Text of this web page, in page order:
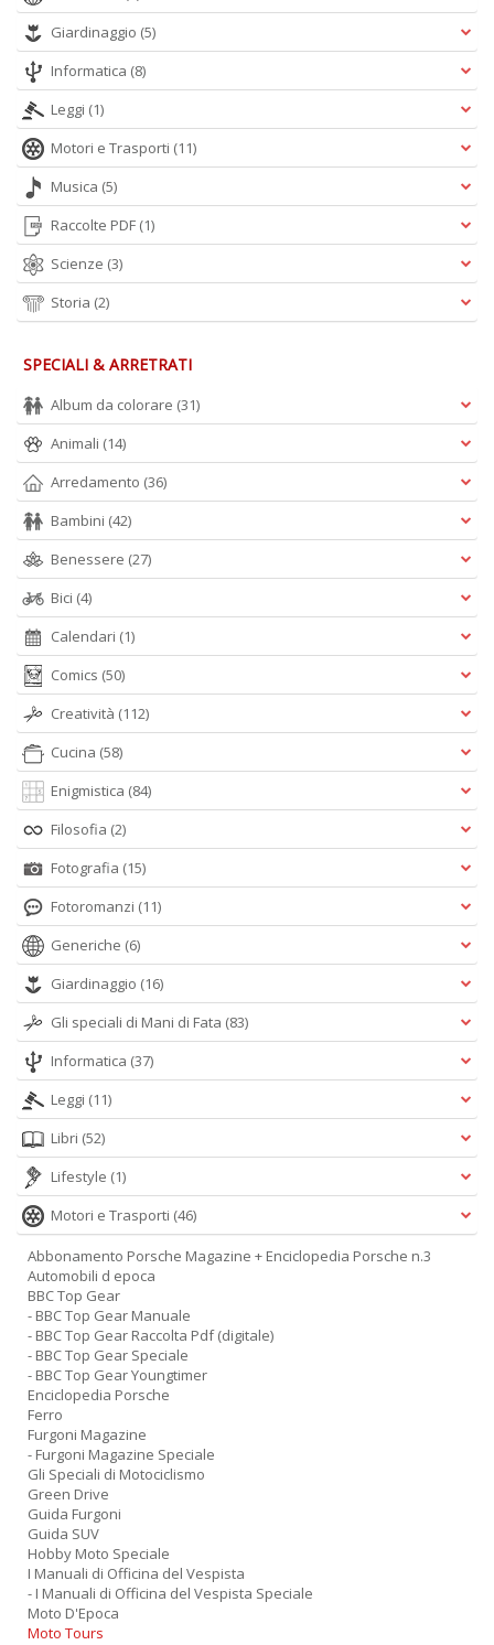
Giardinaggio (5)
Informatica (8)
Leggi (1)
Motori e Trasporti (11)
Musica (5)
Raccolte PDF (1)
Scienze (3)
Storia (2)
SPECIALI & ARRETRATI
Album da colorare (31)
Animali (14)
Arredamento (36)
Bambini (42)
Benessere (27)
Bici (4)
Calendari (1)
Comics (50)
Creatività (112)
Cucina (58)
Enigmistica (84)
Filosofia (2)
Fotografia (15)
Fotoromanzi (11)
Generiche (6)
Giardinaggio (16)
Gli speciali di Mani di Fata (83)
Informatica (37)
Leggi (11)
Libri (52)
Lifestyle (1)
Motori e Trasporti (46)
Abbonamento Porsche Magazine + Enciclopedia Porsche n.3
Automobili d epoca
BBC Top Gear
- BBC Top Gear Manuale
- BBC Top Gear Raccolta Pdf (digitale)
- BBC Top Gear Speciale
- BBC Top Gear Youngtimer
Enciclopedia Porsche
Ferro
Furgoni Magazine
- Furgoni Magazine Speciale
Gli Speciali di Motociclismo
Green Drive
Guida Furgoni
Guida SUV
Hobby Moto Speciale
I Manuali di Officina del Vespista
- I Manuali di Officina del Vespista Speciale
Moto D'Epoca
Moto Tours